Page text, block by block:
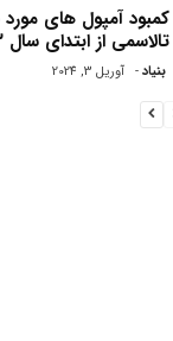
کمبود آمپول های مورد
تالاسمی از ابتدای سال ۱۴۰۳
بنیاد - آوریل 3, 2024